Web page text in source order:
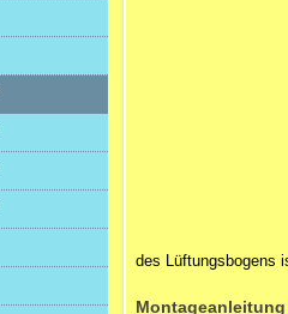
des Lüftungsbogens